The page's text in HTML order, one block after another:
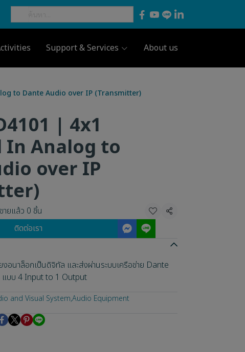
Support & Services About us
to Dante Audio over IP (Transmitter)
| 4x1
In Analog to
over IP
ขายแล้ว 0 ชิ้น
แชร์
ติดต่อเรา
าล็อกเป็นดิจิทัล และส่งผ่านระบบเครือข่าย Dante
บบ 4 Input to 1 Output
and Visual System,Audio Equipment